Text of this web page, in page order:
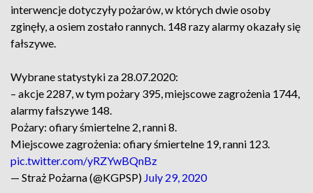
interwencje dotyczyły pożarów, w których dwie osoby
zginęły, a osiem zostało rannych. 148 razy alarmy okazały się
fałszywe.
Wybrane statystyki za 28.07.2020:
– akcje 2287, w tym pożary 395, miejscowe zagrożenia 1744,
alarmy fałszywe 148.
Pożary: ofiary śmiertelne 2, ranni 8.
Miejscowe zagrożenia: ofiary śmiertelne 19, ranni 123.
pic.twitter.com/yRZYwBQnBz
— Straż Pożarna (@KGPSP) July 29, 2020